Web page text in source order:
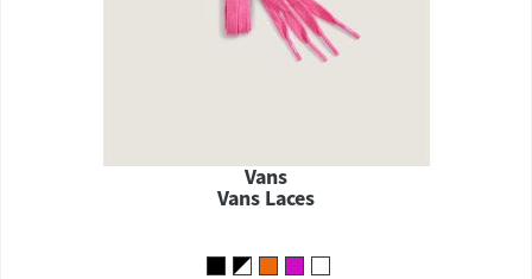
Vans
Vans Laces